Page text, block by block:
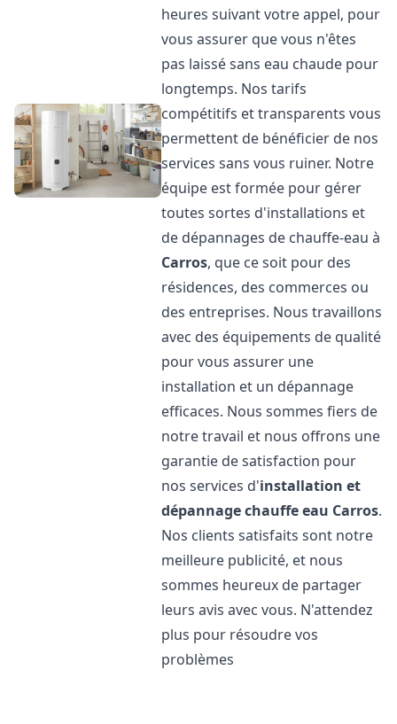
heures suivant votre appel, pour
vous assurer que vous n'êtes
pas laissé sans eau chaude pour
longtemps. Nos tarifs
compétitifs et transparents vous
permettent de bénéficier de nos
services sans vous ruiner. Notre
équipe est formée pour gérer
toutes sortes d'installations et
de dépannages de chauffe-eau à
Carros, que ce soit pour des
résidences, des commerces ou
des entreprises. Nous travaillons
avec des équipements de qualité
pour vous assurer une
installation et un dépannage
efficaces. Nous sommes fiers de
notre travail et nous offrons une
garantie de satisfaction pour
nos services d'installation et
dépannage chauffe eau Carros.
Nos clients satisfaits sont notre
meilleure publicité, et nous
sommes heureux de partager
leurs avis avec vous. N'attendez
plus pour résoudre vos
problèmes